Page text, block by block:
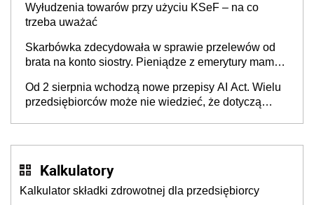
Wyłudzenia towarów przy użyciu KSeF – na co
trzeba uważać
Skarbówka zdecydowała w sprawie przelewów od
brata na konto siostry. Pieniądze z emerytury mamy
będzie
Od 2 sierpnia wchodzą nowe przepisy AI Act. Wielu
przedsiębiorców może nie wiedzieć, że dotyczą
Kalkulatory
Kalkulator składki zdrowotnej dla przedsiębiorcy